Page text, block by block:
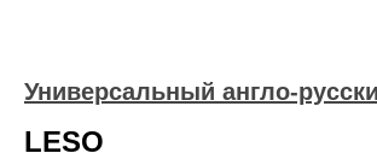
Универсальный англо-
LESO